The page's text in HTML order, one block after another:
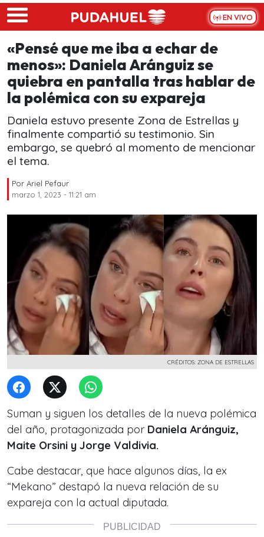
Skip to main content
EN VIVO
«Pensé que me iba a echar de
menos»: Daniela Aránguiz se
quiebra en pantalla tras hablar de
la polémica con su expareja
Daniela estuvo presente Zona de Estrellas y
finalmente compartió su testimonio. Sin
embargo, se quebró al momento de mencionar
el tema.
Por Ariel Pefaur
marzo 1, 2023 - 11:21 am
CRÉDITOS: ZONA DE ESTRELLAS
Suman y siguen los detalles de la nueva polémica
del año, protagonizada por Daniela Aránguiz,
Maite Orsini y Jorge Valdivia.
Cabe destacar, que hace algunos días, la ex
“Mekano” destapó la nueva relación de su
expareja con la actual diputada.